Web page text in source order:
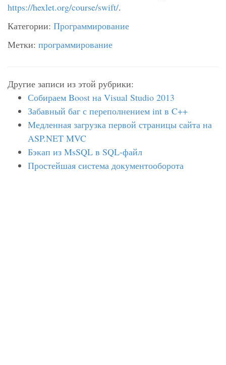
https://hexlet.org/course/swift/.
Категории: Программирование
Метки: программирование
Другие записи из этой рубрики:
Собираем Boost на Visual Studio 2013
Забавный баг с переполнением int в C++
Медленная загрузка первой страницы сайта на
ASP.NET MVC
Бэкап из MsSQL в SQL-файл
Простейшая система документооборота